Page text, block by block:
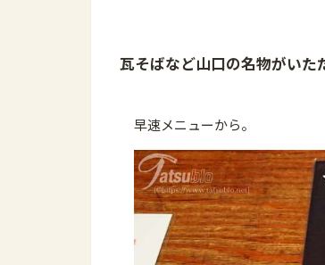
瓦そばなど山口の名物がいた
早速メニューから。